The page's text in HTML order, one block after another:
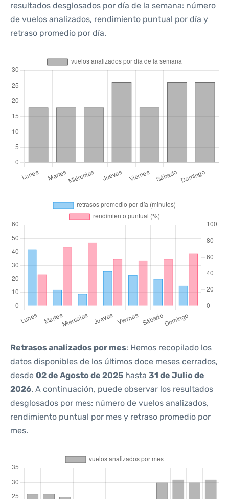
resultados desglosados por día de la semana: número
de vuelos analizados, rendimiento puntual por día y
retraso promedio por día.
Retrasos analizados por mes: Hemos recopilado los
datos disponibles de los últimos doce meses cerrados,
desde 02 de Agosto de 2025 hasta 31 de Julio de
2026. A continuación, puede observar los resultados
desglosados por mes: número de vuelos analizados,
rendimiento puntual por mes y retraso promedio por
mes.